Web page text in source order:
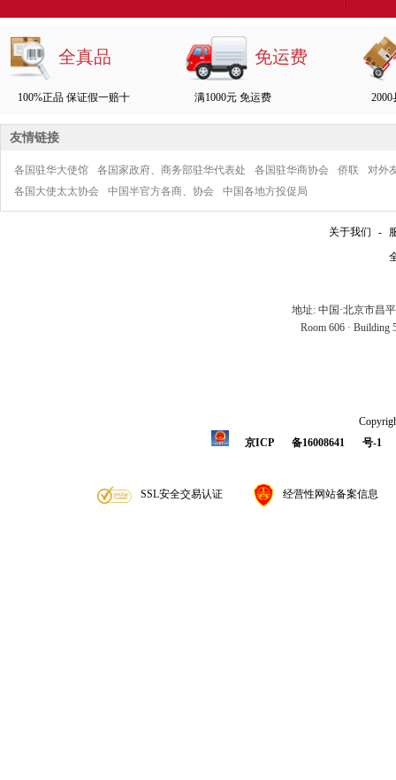
全真品
100%正品 保证假一赔十
免运费
满1000元 免运费
友情链接
各国驻华大使馆 各国家政府、商务部驻华代表处 各国驻华商协会 侨联
对外
各国大使太太协会
中国半官方各商、协会 中国各地方投促局
关于我们 -
地址: 中国·北京市昌
Room 606 · Building
京ICP
备16008641 号-1
SSL安全交易认证 经营性网站备案信息